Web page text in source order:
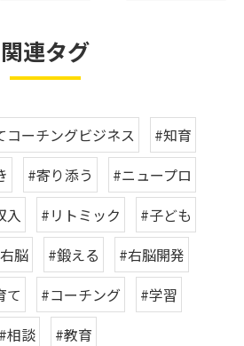
関連タグ
コーチングビジネス
#知育
#寄り添う
#ニュープロ
入 #リトミック
#子ども
脳 #鍛える
#右脳開発
て #コーチング
#学習
#相談
#教育